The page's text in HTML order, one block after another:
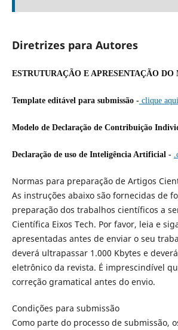
Diretrizes para Autores
ESTRUTURAÇÃO E APRESENTAÇÃO DO
Template editável para submissão -clique
Modelo de Declaração de Contribuição
Declaração de uso de Inteligência Artificial -
Normas para preparação de Artigos
As instruções abaixo são fornecidas de
preparação dos trabalhos científicos a
Científica Eixos Tech. Por favor, leia e
apresentadas antes de enviar o seu
deverá ultrapassar 1.000 Kbytes e
eletrônico da revista. É imprescindível
correção gramatical antes do envio.
Condições para submissão
Como parte do processo de submissão,